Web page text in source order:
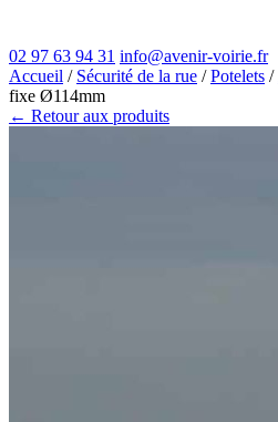
02 97 63 94 31 info@avenir-voirie.fr
Accueil / Sécurité de la rue /Potelets /
fixe Ø114mm
← Retour aux produits